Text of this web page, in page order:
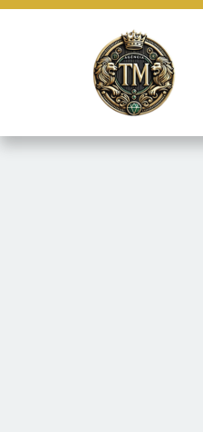
marketing e fornecer conteúdo